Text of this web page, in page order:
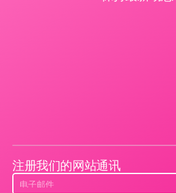
注册我们的网站通讯